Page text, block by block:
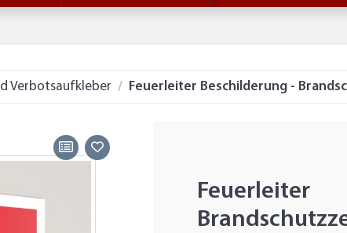
Verbotsaufkleber Feuerleiter Beschilderung -